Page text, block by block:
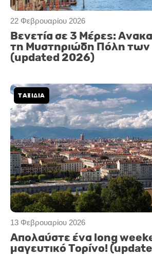
22 Φεβρουαρίου 2026
Βενετία σε 3 Μέρες:
τη Μυστηριώδη Πόλη των
(updated 2026)
13 Φεβρουαρίου 2026
ΤΑΞΙΔΙΑ
Απολαύστε ένα long
μαγευτικό Τορίνο!